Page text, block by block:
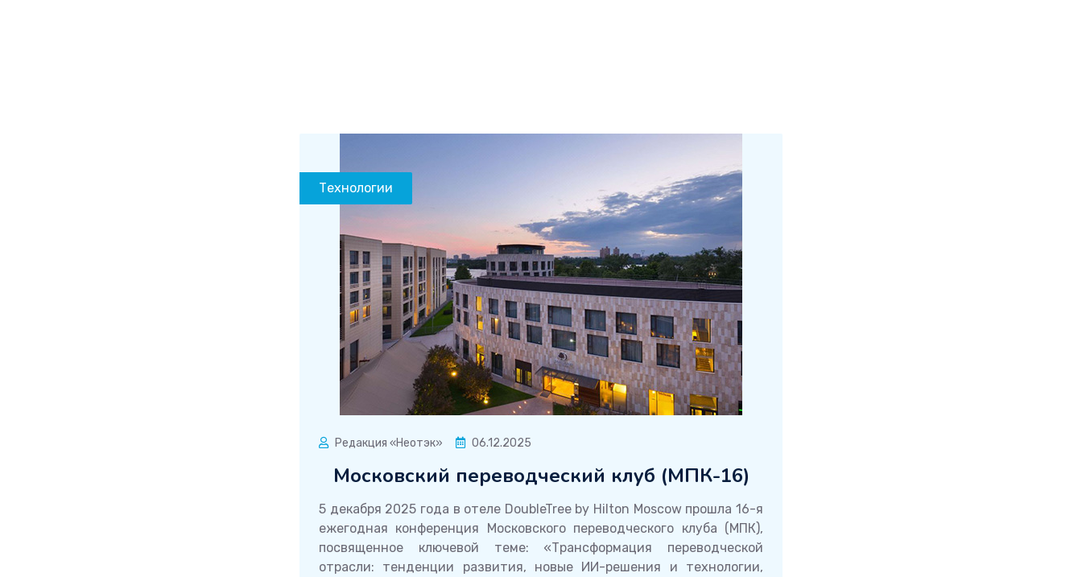
Технологии
Редакция «Неотэк» 06.12.2025
Московский переводческий клуб (МПК-16)
5 декабря 2025 года в отеле DoubleTree by Hilton Moscow прошла 16-я
ежегодная конференция Московского переводческого клуба (МПК),
посвященное ключевой теме: «Трансформация переводческой
отрасли: тенденции развития, новые ИИ-решения и технологии,